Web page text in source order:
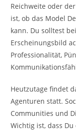
Reichweite oder
ist, ob das Model
kann. Du solltest
Erscheinungsbild
Professionalität,
Heutzutage findet
Agenturen statt.
Communities und
Wichtig ist, dass